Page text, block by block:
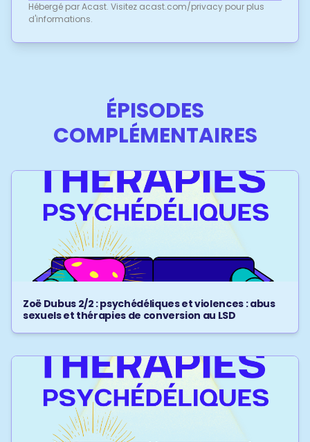
Hébergé par Acast. Visitez acast.com/privacy pour plus
d'informations.
ÉPISODES
COMPLÉMENTAIRES
Zoë Dubus 2/2 : psychédéliques et violences : abus
sexuels et thérapies de conversion au LSD